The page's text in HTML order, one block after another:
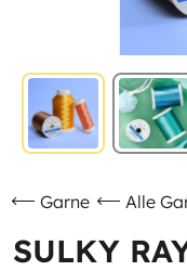
Garne Alle
SULKY